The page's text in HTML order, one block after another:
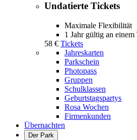
Undatierte Tickets
Maximale Flexibilität
1 Jahr gültig an einem
58 € Tickets
Jahreskarten
Parkschein
Photopass
Gruppen
Schulklassen
Geburtstagspartys
Rosa Wochen
Firmenkunden
Übernachten
Der Park